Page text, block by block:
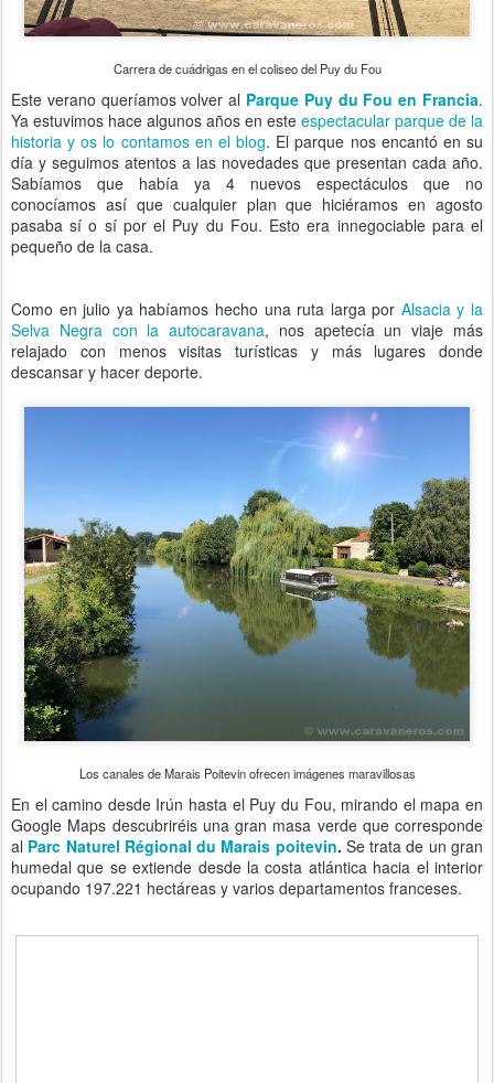
Carrera de cuádrigas en el coliseo del Puy du Fou
Este verano queríamos volver al Parque Puy du Fou en Francia.
Ya estuvimos hace algunos años en este espectacular parque de la
historia y os lo contamos en el blog. El parque nos encantó en su
día y seguimos atentos a las novedades que presentan cada año.
Sabíamos que había ya 4 nuevos espectáculos que no
conocíamos así que cualquier plan que hiciéramos en agosto
pasaba sí o sí por el Puy du Fou. Esto era innegociable para el
pequeño de la casa.
Como en julio ya habíamos hecho una ruta larga por Alsacia y la
Selva Negra con la autocaravana, nos apetecía un viaje más
relajado con menos visitas turísticas y más lugares donde
descansar y hacer deporte.
Los canales de Marais Poitevin ofrecen imágenes maravillosas
En el camino desde Irún hasta el Puy du Fou, mirando el mapa en
Google Maps descubriréis una gran masa verde que corresponde
al Parc Naturel Régional du Marais poitevin. Se trata de un gran
humedal que se extiende desde la costa atlántica hacia el interior
ocupando 197.221 hectáreas y varios departamentos franceses.